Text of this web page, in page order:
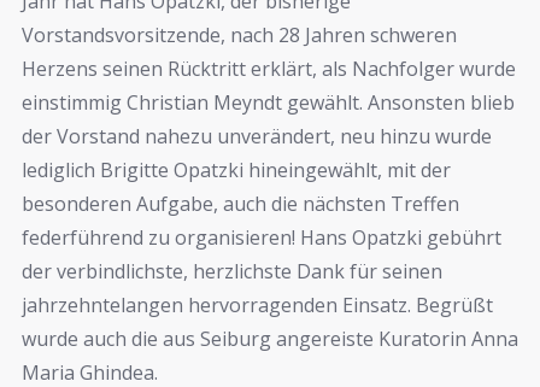
Vorstandsvorsitzende, nach 28 Jahren schweren
Herzens seinen Rücktritt erklärt, als Nachfolger wurde
einstimmig Christian Meyndt gewählt. Ansonsten blieb
der Vorstand nahezu unverändert, neu hinzu wurde
lediglich Brigitte Opatzki hineingewählt, mit der
besonderen Aufgabe, auch die nächsten Treffen
federführend zu organisieren! Hans Opatzki gebührt
der verbindlichste, herzlichste Dank für seinen
jahrzehntelangen hervorragenden Einsatz. Begrüßt
wurde auch die aus Seiburg angereiste Kuratorin Anna
Maria Ghindea.